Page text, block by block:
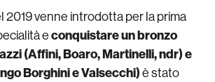
2019 venne introdotta per la prima
econquistare un bronzo
(Affini, Boaro, Martinelli, ndr) e
Borghini e Valsecchi)è stato